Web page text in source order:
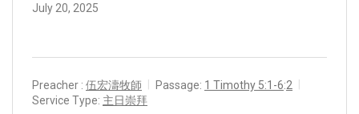
July 20, 2025
Preacher : 伍宏濤牧師 Passage: 1 Timothy 5:1-6:2
Service Type: 主日崇拜